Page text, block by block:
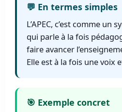
💬 En termes simples
L’APEC, c’est comme un
qui parle à la fois
faire avancer
Elle est à la fois une voix
🎯 Exemple concret